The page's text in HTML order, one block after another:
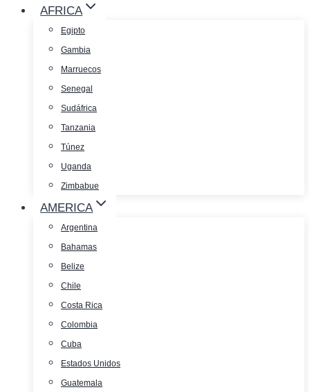
AFRICA
Egipto
Gambia
Marruecos
Senegal
Sudáfrica
Tanzania
Túnez
Uganda
Zimbabue
AMERICA
Argentina
Bahamas
Belize
Chile
Costa Rica
Colombia
Cuba
Estados Unidos
Guatemala